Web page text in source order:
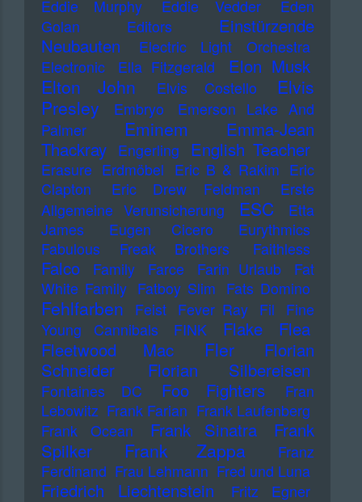
Eddie Murphy Eddie Vedder
Eden
Golan
Editors
Einstürzende
Neubauten
Electric Light Orchestra
Electronic
Ella Fitzgerald Elon Musk
Elton John Elvis Costello
Elvis
Presley
Embryo
Emerson Lake And
Palmer
Eminem
Emma-Jean
Thackray
Engerling English Teacher
Erasure Erdmöbel Eric B & Rakim Eric
Clapton
Eric Drew Feldman
Erste
Allgemeine Verunsicherung
ESC
Etta
James
Eugen Cicero
Eurythmics
Fabulous Freak Brothers
Faithless
Falco Family Farce Farin Urlaub
Fat
White Family Fatboy Slim Fats Domino
Fehlfarben Feist Fever Ray Fil
Fine
Young Cannibals
FINK Flake
Flea
Fleetwood Mac
Fler
Florian
Schneider
Florian Silbereisen
Fontaines DC Foo Fighters
Fran
Lebowitz Frank Farian Frank Laufenberg
Frank Ocean
Frank Sinatra
Frank
Spilker
Frank Zappa
Franz
Ferdinand Frau Lehmann Fred und Luna
Friedrich Liechtenstein Fritz Egner